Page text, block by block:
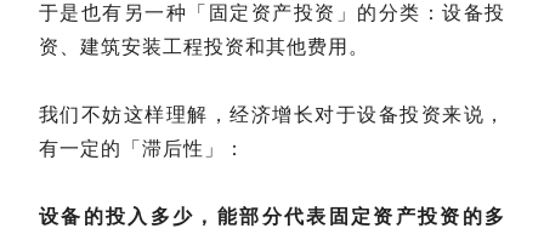
于是也有另一种「固定资产投资」的分类：设备投
资、建筑安装工程投资和其他费用。
我们不妨这样理解，经济增长对于设备投资来说，
有一定的「滞后性」：
设备的投入多少，能部分代表固定资产投资的多